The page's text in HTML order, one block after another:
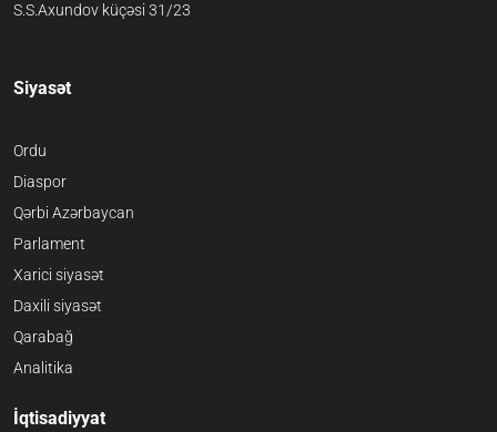
S.S.Axundov küçəsi 31/23
Siyasət
Ordu
Diaspor
Qərbi Azərbaycan
Parlament
Xarici siyasət
Daxili siyasət
Qarabağ
Analitika
İqtisadiyyat